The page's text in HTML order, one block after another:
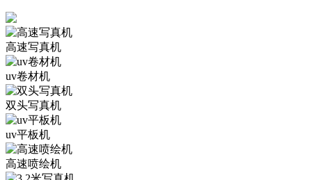
高速写真机
uv卷材机
双头写真机
uv平板机
高速喷绘机